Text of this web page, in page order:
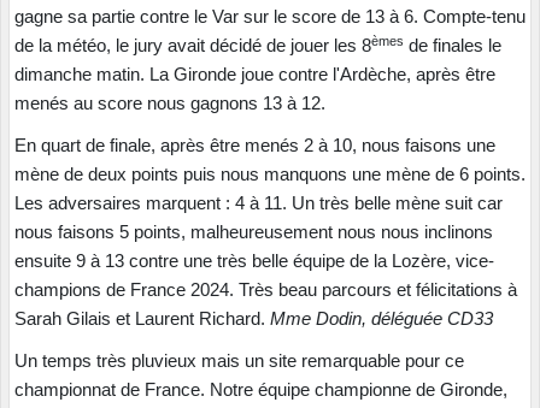
gagne sa partie contre le Var sur le score de 13 à 6. Compte-tenu
de la météo, le jury avait décidé de jouer les 8èmes de finales le
dimanche matin. La Gironde joue contre l'Ardèche, après être
menés au score nous gagnons 13 à 12.
En quart de finale, après être menés 2 à 10, nous faisons une
mène de deux points puis nous manquons une mène de 6 points.
Les adversaires marquent : 4 à 11. Un très belle mène suit car
nous faisons 5 points, malheureusement nous nous inclinons
ensuite 9 à 13 contre une très belle équipe de la Lozère, vice-
champions de France 2024. Très beau parcours et félicitations à
Sarah Gilais et Laurent Richard. Mme Dodin, déléguée CD33
Un temps très pluvieux mais un site remarquable pour ce
championnat de France. Notre équipe championne de Gironde,